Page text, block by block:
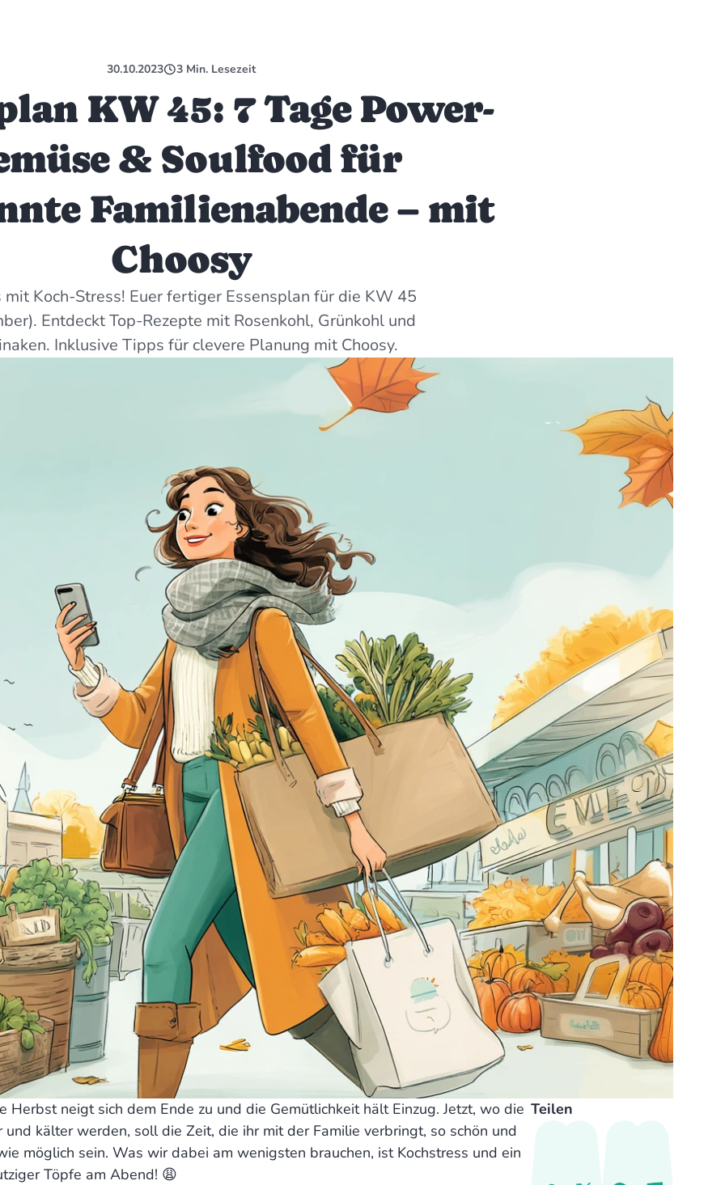
30.10.2023 3 Min. Lesezeit
KW 45: 7 Tage Power-
& Soulfood für
Familienabende – mit
Choosy
mit Koch-Stress! Euer fertiger Essensplan für die KW 45
Entdeckt Top-Rezepte mit Rosenkohl, Grünkohl und
Inklusive Tipps für clevere Planung mit Choosy.
Herbst neigt sich dem Ende zu und die Gemütlichkeit hält Einzug. Jetzt, wo die
und kälter werden, soll die Zeit, die ihr mit der Familie verbringt, so schön und
möglich sein. Was wir dabei am wenigsten brauchen, ist Kochstress und ein
Töpfe am Abend! 😩
Teilen